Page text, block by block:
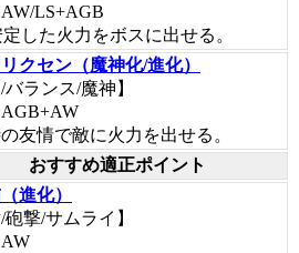
LS+AGB
定した火力をボスに出せる。
クセン（魔神化/進化）
/バランス/魔神】
友情で敵に火力を出せる。
おすすめ適正ポイント
進化）
/砲撃/サムライ】